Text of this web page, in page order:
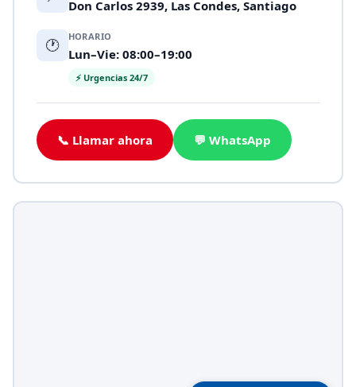
Don Carlos 2939, Las Condes, Santiago
🕐 HORARIO
Lun–Vie: 08:00–19:00
⚡ Urgencias 24/7
📞 Llamar ahora 💬 WhatsApp